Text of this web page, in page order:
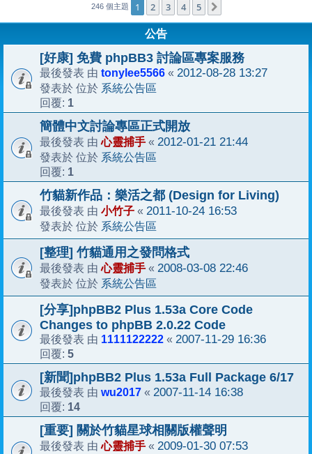
246 個主題 1 2 3 4 5
公告
[好康] 免費 phpBB3 討論區專案服務
最後發表 由 tonylee5566 « 2012-08-28 13:27
發表於 位於 系統公告區
回覆: 1
簡體中文討論專區正式開放
最後發表 由心靈捕手 « 2012-01-21 21:44
發表於 位於 系統公告區
回覆: 1
竹貓新作品：樂活之都 (Design for Living)
最後發表 由 小竹子 « 2011-10-24 16:53
發表於 位於 系統公告區
[整理] 竹貓通用之發問格式
最後發表 由心靈捕手 « 2008-03-08 22:46
發表於 位於 系統公告區
[分享]phpBB2 Plus 1.53a Core Code
Changes to phpBB 2.0.22 Code
最後發表 由 1111122222 « 2007-11-29 16:36
回覆: 5
[新聞]phpBB2 Plus 1.53a Full Package 6/17
最後發表 由 wu2017 « 2007-11-14 16:38
回覆: 14
[重要] 關於竹貓星球相關版權聲明
最後發表 由心靈捕手 « 2009-01-30 07:53